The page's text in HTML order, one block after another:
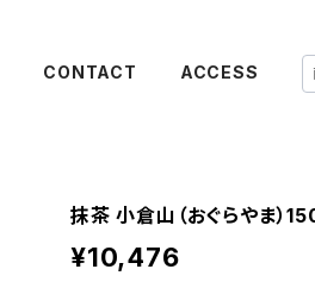
CONTACT ACCESS
抹茶 小倉山（おぐらやま）
¥10,476